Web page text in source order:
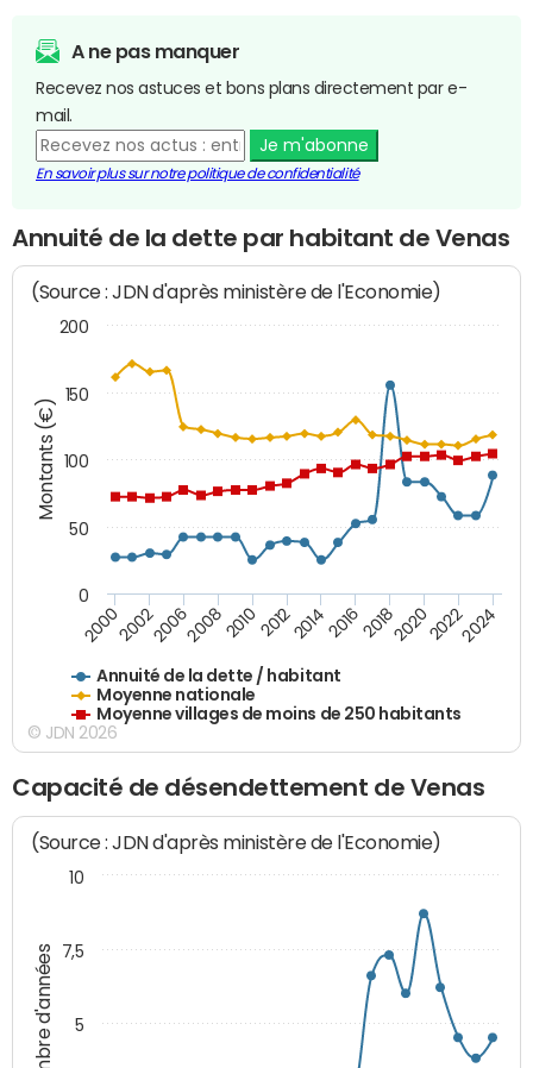
A ne pas manquer
Recevez nos astuces et bons plans directement par e-
mail.
Je m'abonne
En savoir plus sur notre politique de confidentialité
Annuité de la dette par habitant de Venas
Montants (€)
(Source : JDN d'après ministère de l'Economie)
Annuité de la dette / habitant
Moyenne nationale
Moyenne villages de moins de 250 habitants
200020022006200820102012201420162018202020222024
0
50
100
150
200
© JDN 2026
Capacité de désendettement de Venas
Nombre d'années
(Source : JDN d'après ministère de l'Economie)
5
7,5
10